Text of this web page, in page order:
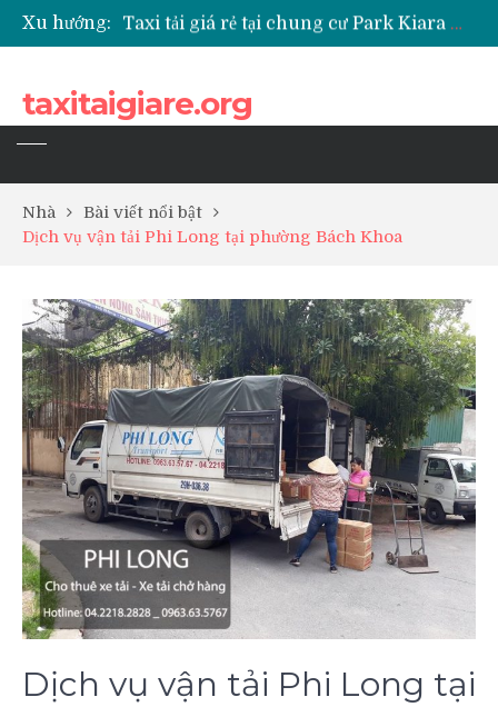
Xu hướng:
Taxi tải giá rẻ tại chung cư Park Kiara Hà Đông
Taxi tải giá rẻ tại chung cư Grande Park Phú Lãm
taxitaigiare.org
Nhà
Bài viết nổi bật
Dịch vụ vận tải Phi Long tại phường Bách Khoa
Dịch vụ vận tải Phi Long tại